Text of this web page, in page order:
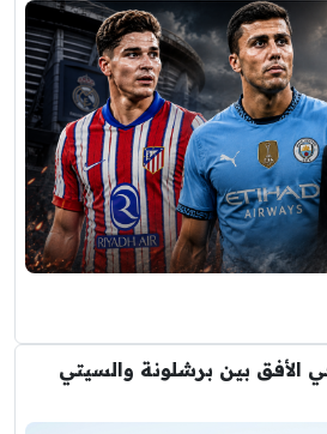
الأفق بين برشلونة والسيتي